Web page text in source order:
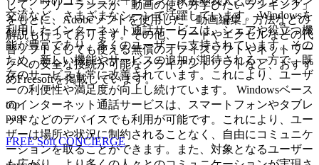
交流など、さまざまなシーンで活躍しています。 Windowsを
利用したインターネット通話サービスは、シェアや役立つ機
能が豊富であり、多くのユーザーに支持されています。その
ため、新しい機能やサービスの追加が期待される一方で、既
存のサービスも常に改善されています。これにより、ユーザ
ーの利便性や満足度が向上し続けています。 Windowsベース
のインターネット通話サービスは、スマートフォンやタブレ
ットなどのデバイスでも利用が可能です。これにより、ユー
ザーは場所や状況に制約されることなく、自由にコミュニケ
ーションを取ることができます。また、対象となるユーザー
して、フリーランスが「動画の使い方学びたいランキング」
をもとに、Adobeソフトを使用した「動画編集」方法などの
解説も行っております。その他、ワードやエクセルなどの代
替ソフトとしても使える無償のオフィスソフトやネットワー
クへの安全な接続が可能なクライアントソフトなど、おすす
めFreesoftを掲載しています。
top
page
FREE Soft CONCIERGE